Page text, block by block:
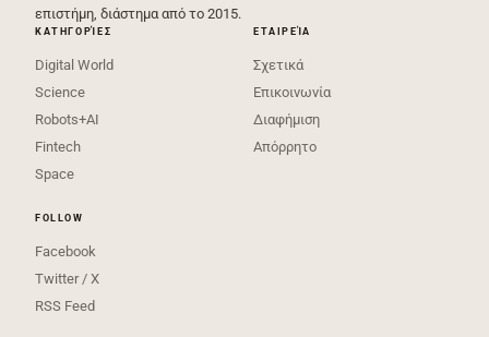
επιστήμη, διάστημα από το 2015.
ΚΑΤΗΓΟΡΊΕΣ
Digital World
Science
Robots+AI
Fintech
Space
ΕΤΑΙΡΕΊΑ
Σχετικά
Επικοινωνία
Διαφήμιση
Απόρρητο
FOLLOW
Facebook
Twitter / X
RSS Feed